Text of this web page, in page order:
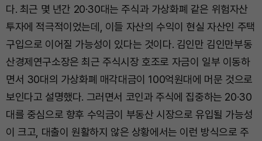
다. 최근 몇 년간 20·30대는 주식과 가상화폐 같은 위험자산
투자에 적극적이었는데, 이들 자산의 수익이 현실 자산인 주택
구입으로 이어질 가능성이 있다는 것이다. 김인만 김인만부동
산경제연구소장은 최근 주식시장 호조로 자금이 일부 이동하
면서 30대의 가상화폐 매각대금이 100억원대에 머문 것으로
보인다고 설명했다. 그러면서 코인과 주식에 집중하는 20·30
대를 중심으로 향후 수익금이 부동산 시장으로 유입될 가능성
이 크고, 대출이 원활하지 않은 상황에서는 이런 방식으로 주